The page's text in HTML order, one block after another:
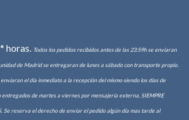
horas. Todos los pedidos recibidos antes de las 23:59h se enviaran
de Madrid se entregaran de lunes a sábado con transporte propio.
el día inmediato a la recepción del mismo siendo los días de
entregados de martes a viernes por mensajería externa, SIEMPRE
Se reserva el derecho de enviar el pedido algún día mas tarde al